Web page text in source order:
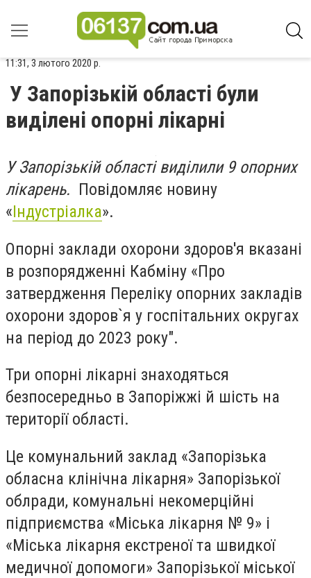
11:31, 3 лютого 2020 р.
У Запорізькій області були
виділені опорні лікарні
У Запорізькій області виділили 9 опорних
лікарень. Повідомляє новину
«Індустріалка».
Опорні заклади охорони здоров'я вказані
в розпорядженні Кабміну «Про
затвердження Переліку опорних закладів
охорони здоров`я у госпітальних округах
на період до 2023 року".
Три опорні лікарні знаходяться
безпосередньо в Запоріжжі й шість на
території області.
Це комунальний заклад «Запорізька
обласна клінічна лікарня» Запорізької
облради, комунальні некомерційні
підприємства «Міська лікарня № 9» і
«Міська лікарня екстреної та швидкої
медичної допомоги» Запорізької міської